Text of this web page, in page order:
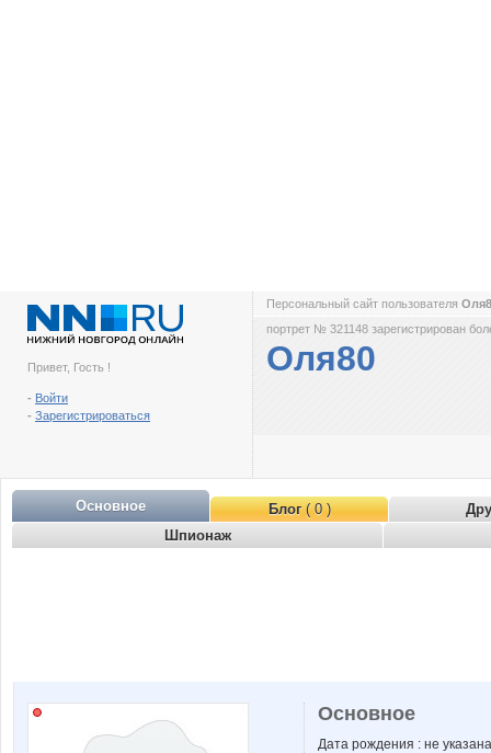
Привет, Гость !
- Войти
- Зарегистрироваться
Персональный сайт пользователя
портрет № 321148 зарегистрирован
Оля80
Основное Блог( 0 )
Шпионаж
Основное
Дата рождения : не указана